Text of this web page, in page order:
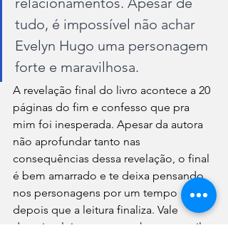
tudo, é impossível não achar
Evelyn Hugo uma personagem
forte e maravilhosa.
A revelação final do livro acontece a 20
páginas do fim e confesso que pra
mim foi inesperada. Apesar da autora
não aprofundar tanto nas
consequências dessa revelação, o final
é bem amarrado e te deixa pensando
nos personagens por um tempo
depois que a leitura finaliza. Vale
demais a leitura para conhecer o estilo